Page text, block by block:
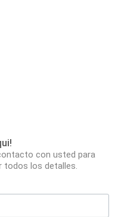
con usted para
todos los detalles.